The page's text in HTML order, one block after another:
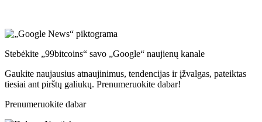
Stebėkite „99bitcoins“ savo „Google“ naujienų kanale
Gaukite naujausius atnaujinimus, tendencijas ir įžvalgas, pateiktas
tiesiai ant pirštų galiukų. Prenumeruokite dabar!
Prenumeruokite dabar